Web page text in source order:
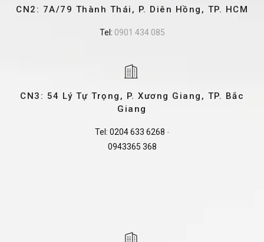
CN2: 7A/79 Thành Thái, P. Diên Hồng, TP. HCM
Tel: 0901 434 085
CN3: 54 Lý Tự Trọng, P. Xương Giang, TP. Bắc
Giang
Tel: 0204 633 6268 -
0943365 368